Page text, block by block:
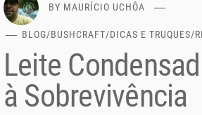
BY MAURÍCIO UCHÔA
BLOG/BUSHCRAFT/DICAS E TRUQUES/
Leite
à Sobrevivência